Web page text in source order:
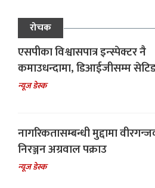
रोचक
एसपीका विश्वासपात्र इन्स्पेक्टर नै
कमाउधन्दामा, डिआईजीसम्म
न्यूज डेस्क
नागरिकतासम्बन्धी मुद्दामा
निरञ्जन अग्रवाल पक्राउ
न्यूज डेस्क